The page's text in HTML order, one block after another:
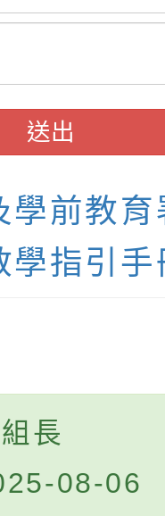
送出
學前教
學指引手
長
08-06